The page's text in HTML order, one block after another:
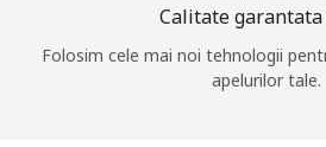
Calitate garantata
Folosim cele mai noi tehnologii
apelurilor tale.